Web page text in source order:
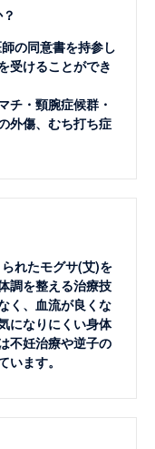
の同意書を持参し
受けることができ
チ・頸腕症候群・
外傷、むち打ち症
れたモグサ(艾)を
調を整える治療技
く、血流が良くな
になりにくい身体
不妊治療や逆子の
ます。